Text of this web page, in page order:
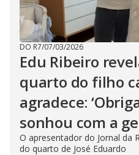
DO R7/07/03/2026
Edu Ribeiro
quarto do filho
agradece:
sonhou com a
O apresentador do Jornal da
do quarto de José Eduardo